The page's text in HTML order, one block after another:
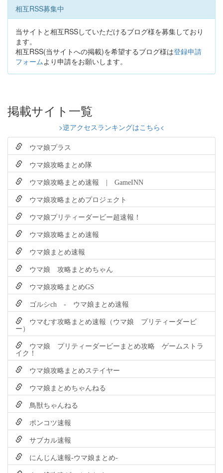
相互RSS募集中
当サイトと相互RSSしていただけるブログ様を募集しており
ます。
相互RSS(当サイトへの掲載)を希望するブログ様は登録申請
フォームより申請をお願いします。
掲載サイト一覧
>逆アクセスランキングはこちら<
ウマ娘プラス
ウマ娘攻略まとめ隊
ウマ娘攻略まとめ速報 | GameINN
ウマ娘攻略まとめプロジェクト
ウマ娘プリティーダービー超速報！
ウマ娘攻略まとめ速報
ウマ娘まとめ速報
ウマ娘 攻略まとめちゃん
ウマ娘攻略まとめGS
ゴルシch - ウマ娘まとめ速報
ウマむす攻略まとめ速報（ウマ娘 プリティーダービ
ー）
ウマ娘 プリティーダービーまとめ攻略 ゲームストラ
イク！
ウマ娘攻略まとめステイヤー
ウマ娘まとめちゃんねる
鳥獣ちゃんねる
ポンコツ速報
サブカル速報
にんじん速報-ウマ娘まとめ-